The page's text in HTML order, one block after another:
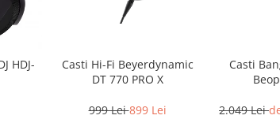
HDJ-
Casti Hi-Fi Beyerdynamic
DT 770 PRO X
999 Lei899 Lei
Casti
2.049 Lei